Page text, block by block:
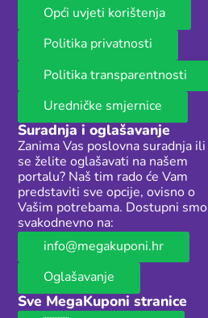
Opći uvjeti korištenja
Politika privatnosti
Politika transparentnosti
Uredničke smjernice
Suradnja i oglašavanje
Zanima Vas poslovna suradnja ili
se želite oglašavati na našem
portalu? Naš tim rado će Vam
predstaviti sve opcije, ovisno o
Vašim potrebama. Dostupni smo
svakodnevno na:
info@megakuponi.hr
Oglašavanje
Sve MegaKuponi stranice